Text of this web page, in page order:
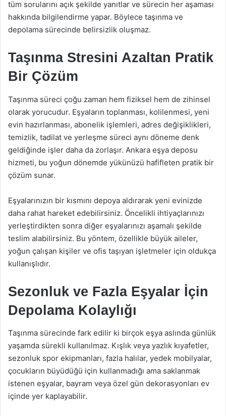
tüm sorularını açık şekilde yanıtlar ve sürecin her aşaması
hakkında bilgilendirme yapar. Böylece taşınma ve
depolama sürecinde belirsizlik oluşmaz.
Taşınma Stresini Azaltan Pratik
Bir Çözüm
Taşınma süreci çoğu zaman hem fiziksel hem de zihinsel
olarak yorucudur. Eşyaların toplanması, kolilenmesi, yeni
evin hazırlanması, abonelik işlemleri, adres değişiklikleri,
temizlik, tadilat ve yerleşme süreci aynı döneme denk
geldiğinde işler daha da zorlaşır. Ankara eşya deposu
hizmeti, bu yoğun dönemde yükünüzü hafifleten pratik bir
çözüm sunar.
Eşyalarınızın bir kısmını depoya aldırarak yeni evinizde
daha rahat hareket edebilirsiniz. Öncelikli ihtiyaçlarınızı
yerleştirdikten sonra diğer eşyalarınızı aşamalı şekilde
teslim alabilirsiniz. Bu yöntem, özellikle büyük aileler,
yoğun çalışan kişiler ve ofis taşıyan işletmeler için oldukça
kullanışlıdır.
Sezonluk ve Fazla Eşyalar İçin
Depolama Kolaylığı
Taşınma sürecinde fark edilir ki birçok eşya aslında günlük
yaşamda sürekli kullanılmaz. Kışlık veya yazlık kıyafetler,
sezonluk spor ekipmanları, fazla halılar, yedek mobilyalar,
çocukların büyüdüğü için kullanmadığı ama saklanmak
istenen eşyalar, bayram veya özel gün dekorasyonları ev
içinde yer kaplayabilir.